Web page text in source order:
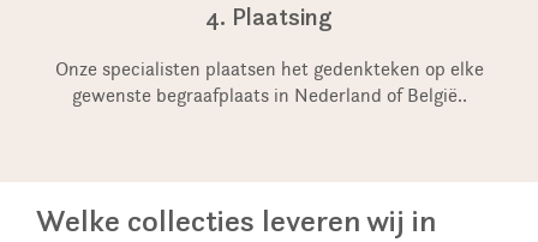
4. Plaatsing
Onze specialisten plaatsen het gedenkteken op elke
gewenste begraafplaats in Nederland of België..
Welke collecties leveren wij in